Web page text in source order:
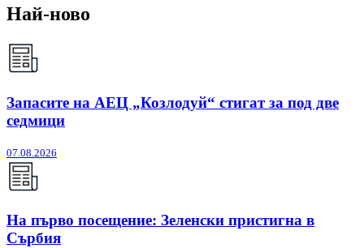
Най-ново
Запасите на АЕЦ „Козлодуй“ стигат за под две
седмици
07.08.2026
На първо посещение: Зеленски пристигна в
Сърбия